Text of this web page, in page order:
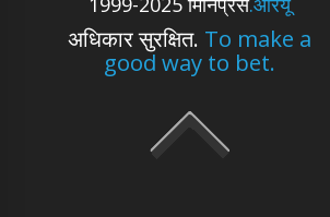
अधिकार सुरक्षित. To make a
good way to bet.